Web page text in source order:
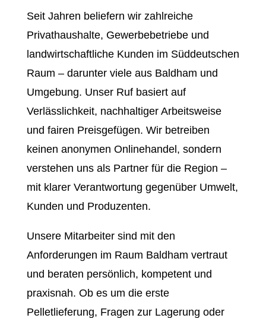
Seit Jahren beliefern wir zahlreiche
Privathaushalte, Gewerbebetriebe und
landwirtschaftliche Kunden im Süddeutschen
Raum – darunter viele aus Baldham und
Umgebung. Unser Ruf basiert auf
Verlässlichkeit, nachhaltiger Arbeitsweise
und fairen Preisgefügen. Wir betreiben
keinen anonymen Onlinehandel, sondern
verstehen uns als Partner für die Region –
mit klarer Verantwortung gegenüber Umwelt,
Kunden und Produzenten.
Unsere Mitarbeiter sind mit den
Anforderungen im Raum Baldham vertraut
und beraten persönlich, kompetent und
praxisnah. Ob es um die erste
Pelletlieferung, Fragen zur Lagerung oder